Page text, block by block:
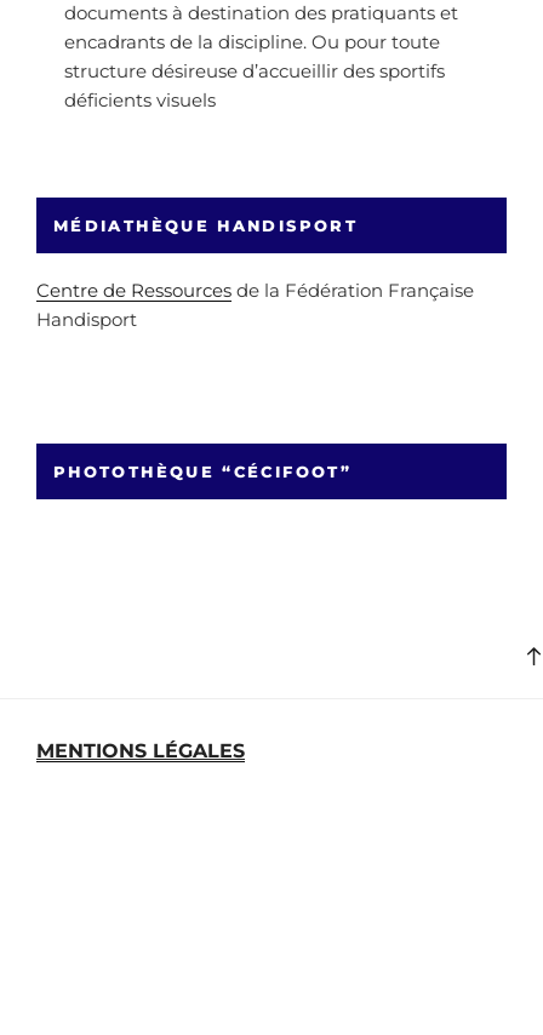
documents à destination des pratiquants et
encadrants de la discipline. Ou pour toute
structure désireuse d’accueillir des sportifs
déficients visuels
MÉDIATHÈQUE HANDISPORT
Centre de Ressources de la Fédération Française
Handisport
PHOTOTHÈQUE “CÉCIFOOT”
MENTIONS LÉGALES